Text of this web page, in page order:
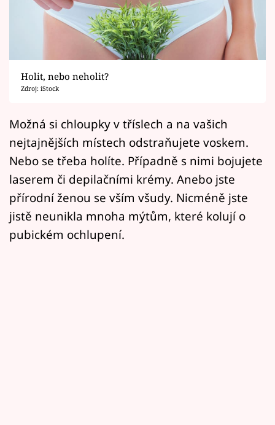
Horoskopy
Sledujte prima+
Filmový festival Karlovy Vary
Mámy sobě
Přihlášení
Sledujte nás
Holit, nebo neholit?
Zdroj: iStock
Možná si chloupky v tříslech a na vašich
nejtajnějších místech odstraňujete voskem.
Nebo se třeba holíte. Případně s nimi bojujete
laserem či depilačními krémy. Anebo jste
přírodní ženou se vším všudy. Nicméně jste
jistě neunikla mnoha mýtům, které kolují o
pubickém ochlupení.